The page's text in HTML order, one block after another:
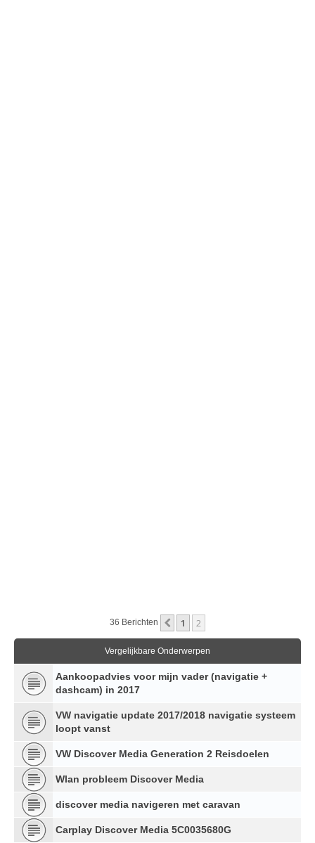
36 Berichten Vorige
1 2
Vergelijkbare Onderwerpen
Aankoopadvies voor mijn vader (navigatie +
dashcam) in 2017
VW navigatie update 2017/2018 navigatie systeem
loopt vanst
VW Discover Media Generation 2 Reisdoelen
Wlan probleem Discover Media
discover media navigeren met caravan
Carplay Discover Media 5C0035680G